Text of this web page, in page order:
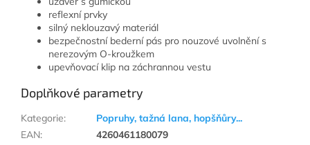
reflexní prvky
silný neklouzavý materiál
bezpečnostní bederní pás pro nouzové uvolnění s
nerezovým O-kroužkem
upevňovací klip na záchrannou vestu
Doplňkové parametry
Kategorie:
Popruhy, tažná lana, hopšňůry...
EAN: 4260461180079